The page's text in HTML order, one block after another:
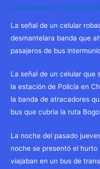
Cundinamarca / Por
La señal de un celular
desmantelara banda que
pasajeros de bus
La señal de un celular que
la estación de Policía en
la banda de atracadores
bus que cubría la ruta
La noche del pasado
noche se presentó el
viajaban en un bus de